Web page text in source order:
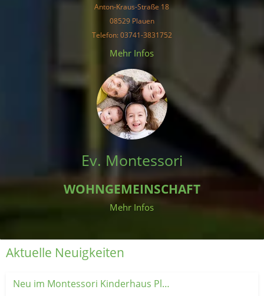
Anton-Kraus-Straße 18
08529 Plauen
Telefon: 03741-3831752
Mehr Infos
Ev. Montessori
WOHNGEMEINSCHAFT
Mehr Infos
Aktuelle Neuigkeiten
Neu im Montessori Kinderhaus Plauen: Unsere Krabbelgruppe 👶💚